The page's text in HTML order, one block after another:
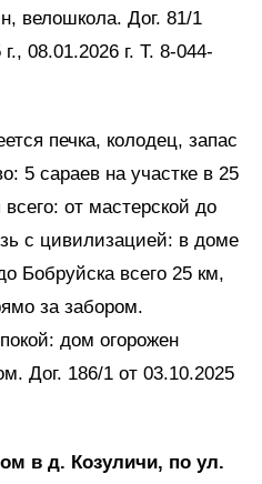
велошкола. Дог. 81/1
08.01.2026 г. Т. 8-044-
печка, колодец, запас
5 сараев на участке в 25
от мастерской до
с цивилизацией: в доме
Бобруйска всего 25 км,
за забором.
дом огорожен
Дог. 186/1 от 03.10.2025
в д. Козуличи, по ул.